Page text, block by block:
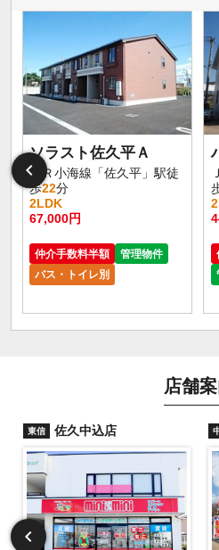
ソラスト佐久平Ａ
ＪＲ小海線「佐久平」駅徒
歩22分
2LDK
67,000円
仲介手数料半額
管理物件
バス・トイレ別
店舗
東信 佐久中込店